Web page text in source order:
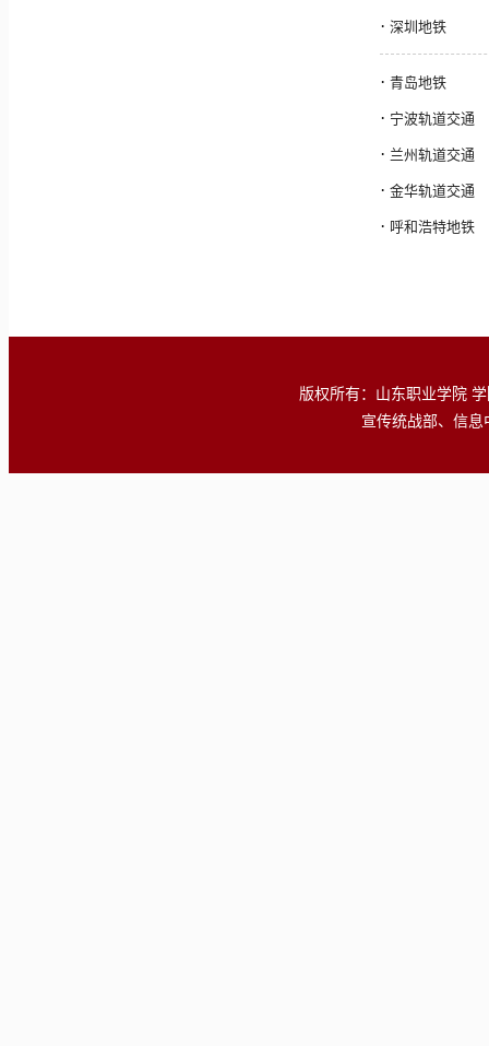
· 深圳地铁
· 青岛地铁
· 宁波轨道交通
· 兰州轨道交通
· 金华轨道交通
· 呼和浩特地铁
版权所有：山东职业学院
宣传统战部、信